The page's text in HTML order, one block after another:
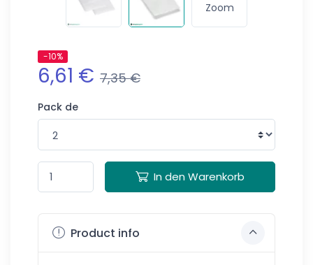
Zoom
-10%
6,61 € 7,35 €
Pack de
In den Warenkorb
Product info